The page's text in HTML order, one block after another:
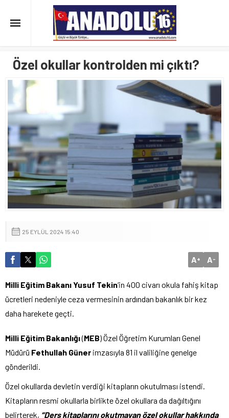
Özel okullar kontrolden mi çıktı?
25 EYLÜL 2024 15:40
A+ A-
Milli Eğitim BakanıYusuf Tekin‘in 400 civarı okula fahiş kitap
ücretleri nedeniyle ceza vermesinin ardından bakanlık bir kez
daha harekete geçti.
Milli Eğitim Bakanlığı(MEB) Özel Öğretim Kurumları Genel
Müdürü Fethullah Güner imzasıyla 81 il valiliğine genelge
gönderildi.
Özel okullarda devletin verdiği kitapların okutulması istendi.
Kitapların resmi okullarla birlikte özel okullara da dağıltığını
belirterek, “Ders kitaplarını okutmayan özel okullar hakkında